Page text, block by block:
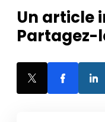
Un article
Partagez-